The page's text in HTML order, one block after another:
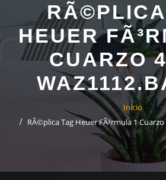
HEUER
CUARZO
Inicio
RÃ©plica Tag Heuer FÃ³rmula 1